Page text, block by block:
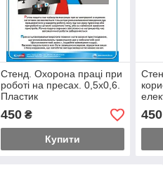
Стенд. Охорона праці при
роботі на пресах. 0,5х0,6.
Пластик
450₴
Купити
450